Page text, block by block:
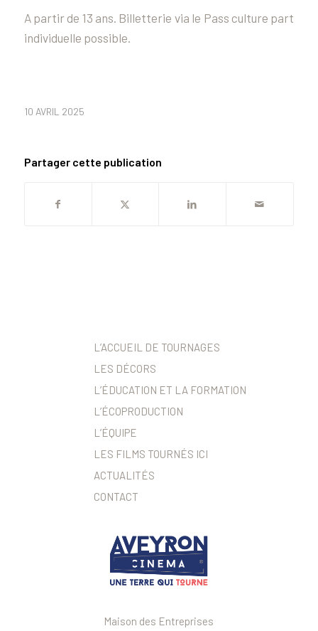
A partir de 13 ans. Billetterie via le Pass culture part
individuelle possible.
10 AVRIL 2025
Partager cette publication
L’ACCUEIL DE TOURNAGES
LES DÉCORS
L’ÉDUCATION ET LA FORMATION
L’ÉCOPRODUCTION
L’ÉQUIPE
LES FILMS TOURNÉS ICI
ACTUALITÉS
CONTACT
Maison des Entreprises